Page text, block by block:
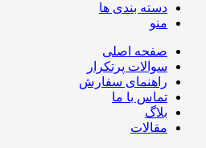
دسته بندی ها
منو
صفحه اصلی
سوالات پرتکرار
راهنمای سفارش
تماس با ما
بلاگ
مقالات